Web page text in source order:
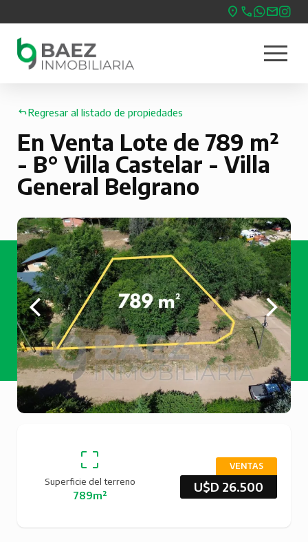
al
contenido
principal
menu
Regresar al listado de propiedades
En Venta Lote de 789 m²
- B° Villa Castelar - Villa
General Belgrano
Superficie del terreno
789m²
VENTAS
U$D 26.500